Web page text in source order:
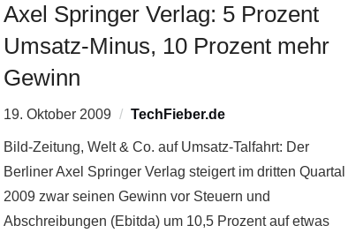
Axel Springer Verlag: 5 Prozent
Umsatz-Minus, 10 Prozent mehr
Gewinn
19. Oktober 2009 TechFieber.de
Bild-Zeitung, Welt & Co. auf Umsatz-Talfahrt: Der
Berliner Axel Springer Verlag steigert im dritten Quartal
2009 zwar seinen Gewinn vor Steuern und
Abschreibungen (Ebitda) um 10,5 Prozent auf etwas